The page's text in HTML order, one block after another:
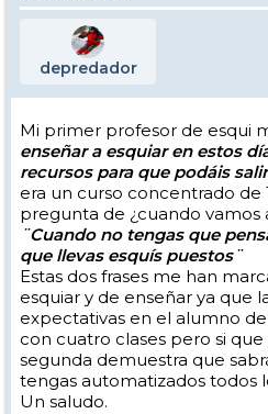
depredador
Mi primer profesor de esqui
enseñar a esquiar en estos
recursos para que podáis
era un curso concentrado de
pregunta de ¿cuando vamos
¨Cuando no tengas que
que llevas esquís puestos¨
Estas dos frases me han
esquiar y de enseñar ya que
expectativas en el alumno
con cuatro clases pero si
segunda demuestra que
tengas automatizados todos
Un saludo.